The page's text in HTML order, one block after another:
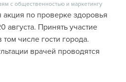
с общественностью и маркетингу
по проверке здоровья
августа. Принять участие
числе гости города.
врачей проводятся